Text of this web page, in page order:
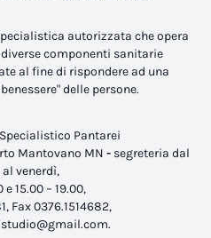
autorizzata che opera
componenti sanitarie
al fine di rispondere ad una
delle persone.
Pantarei
Mantovano MN - segreteria dal
venerdì,
e 15.00 – 19.00,
Fax 0376.1514682,